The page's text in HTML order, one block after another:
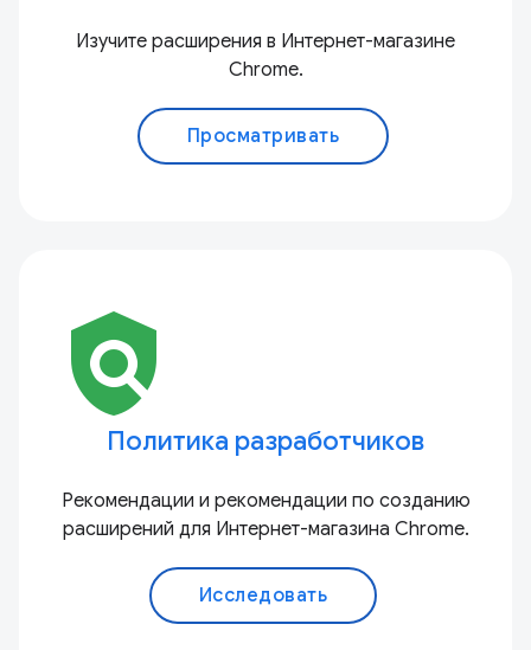
Изучите расширения в Интернет-магазине
Chrome.
Просматривать
policy
Политика разработчиков
Рекомендации и рекомендации по созданию
расширений для Интернет-магазина Chrome.
Исследовать